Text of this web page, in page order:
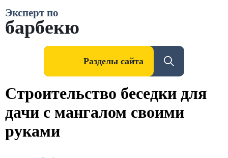
Эксперт по
барбекю
Разделы сайта
Строительство беседки для
дачи с мангалом своими
руками